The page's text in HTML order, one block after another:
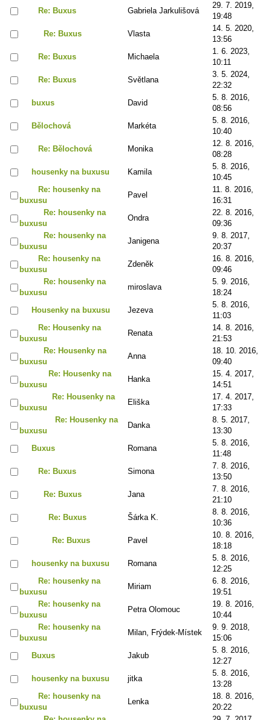
Re: Buxus
Gabriela Jarkulišová
29. 7. 2019,
19:48
Re: Buxus
Vlasta
14. 5. 2020,
13:56
Re: Buxus
Michaela
1. 6. 2023,
10:11
Re: Buxus
Světlana
3. 5. 2024,
22:32
buxus
David
5. 8. 2016,
08:56
Bělochová
Markéta
5. 8. 2016,
10:40
Re: Bělochová
Monika
12. 8. 2016,
08:28
housenky na buxusu
Kamila
5. 8. 2016,
10:45
Re: housenky na
buxusu
Pavel
11. 8. 2016,
16:31
Re: housenky na
buxusu
Ondra
22. 8. 2016,
09:36
Re: housenky na
buxusu
Janigena
9. 8. 2017,
20:37
Re: housenky na
buxusu
Zdeněk
16. 8. 2016,
09:46
Re: housenky na
buxusu
miroslava
5. 9. 2016,
18:24
Housenky na buxusu
Jezeva
5. 8. 2016,
11:03
Re: Housenky na
buxusu
Renata
14. 8. 2016,
21:53
Re: Housenky na
buxusu
Anna
18. 10. 2016,
09:40
Re: Housenky na
buxusu
Hanka
15. 4. 2017,
14:51
Re: Housenky na
buxusu
Eliška
17. 4. 2017,
17:33
Re: Housenky na
buxusu
Danka
8. 5. 2017,
13:30
Buxus
Romana
5. 8. 2016,
11:48
Re: Buxus
Simona
7. 8. 2016,
13:50
Re: Buxus
Jana
7. 8. 2016,
21:10
Re: Buxus
Šárka K.
8. 8. 2016,
10:36
Re: Buxus
Pavel
10. 8. 2016,
18:18
housenky na buxusu
Romana
5. 8. 2016,
12:25
Re: housenky na
buxusu
Miriam
6. 8. 2016,
19:51
Re: housenky na
buxusu
Petra Olomouc
19. 8. 2016,
10:44
Re: housenky na
buxusu
Milan, Frýdek-Místek
9. 9. 2018,
15:06
Buxus
Jakub
5. 8. 2016,
12:27
housenky na buxusu
jitka
5. 8. 2016,
13:28
Re: housenky na
buxusu
Lenka
18. 8. 2016,
20:22